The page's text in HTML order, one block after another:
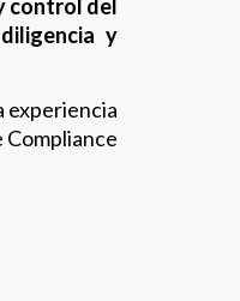
control del
y
experiencia
Compliance